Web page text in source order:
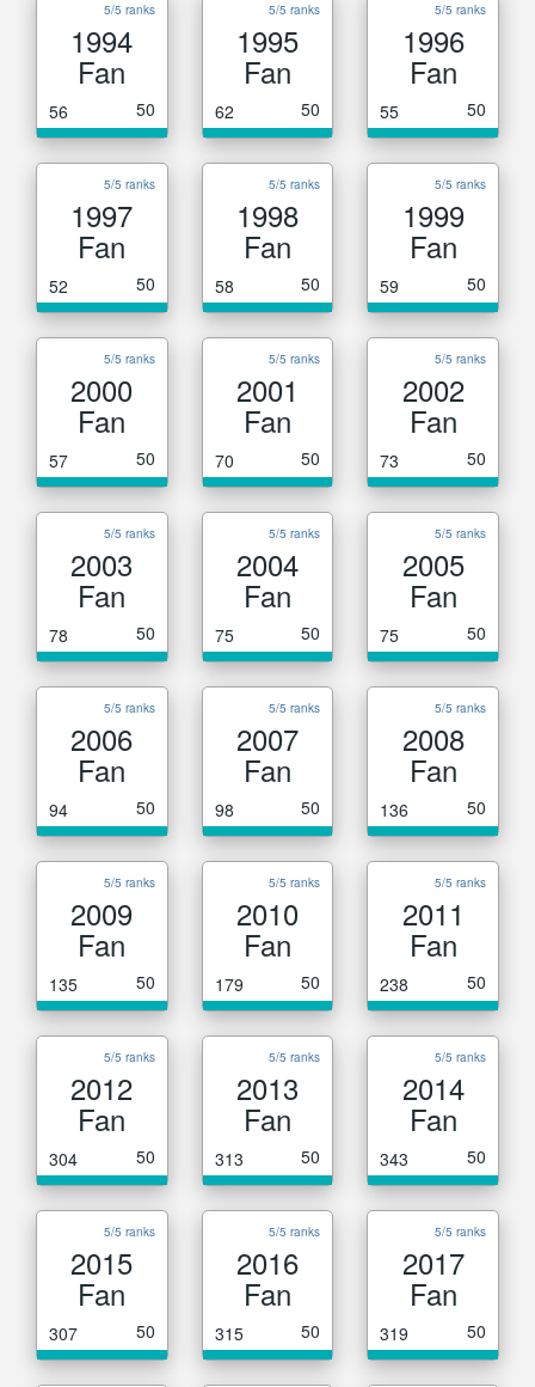
5/5 ranks
1994
Fan
56 50
5/5 ranks
1995
Fan
62 50
5/5 ranks
1996
Fan
55 50
5/5 ranks
1997
Fan
52 50
5/5 ranks
1998
Fan
58 50
5/5 ranks
1999
Fan
59 50
5/5 ranks
2000
Fan
57 50
5/5 ranks
2001
Fan
70 50
5/5 ranks
2002
Fan
73 50
5/5 ranks
2003
Fan
78 50
5/5 ranks
2004
Fan
75 50
5/5 ranks
2005
Fan
75 50
5/5 ranks
2006
Fan
94 50
5/5 ranks
2007
Fan
98 50
5/5 ranks
2008
Fan
136 50
5/5 ranks
2009
Fan
135 50
5/5 ranks
2010
Fan
179 50
5/5 ranks
2011
Fan
238 50
5/5 ranks
2012
Fan
304 50
5/5 ranks
2013
Fan
313 50
5/5 ranks
2014
Fan
343 50
5/5 ranks
2015
Fan
307 50
5/5 ranks
2016
Fan
315 50
5/5 ranks
2017
Fan
319 50